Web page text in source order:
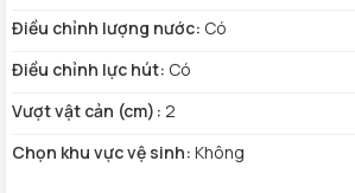
Điều chỉnh lượng nước: Có
Điều chỉnh lực hút: Có
Vượt vật cản (cm): 2
Chọn khu vực vệ sinh: Không